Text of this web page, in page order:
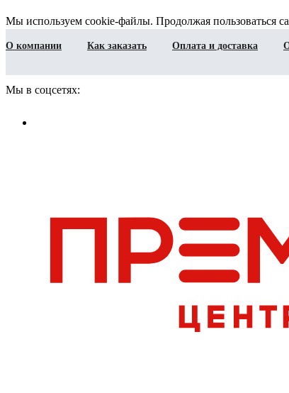
Мы используем cookie-файлы. Продолжая пользоваться
О компании Как заказать Оплата и доставка
Мы в соцсетях: